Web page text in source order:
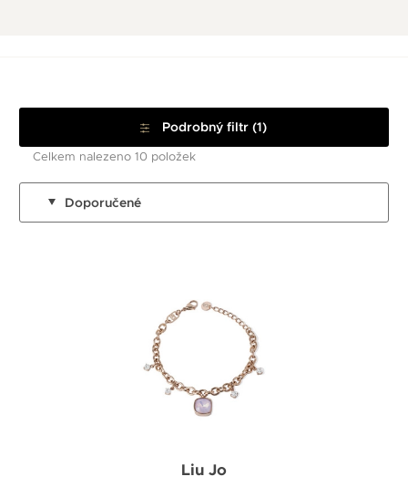
Podrobný filtr (1)
Celkem nalezeno 10 položek
Doporučené
Liu Jo